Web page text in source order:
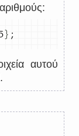
} ;
αυτού